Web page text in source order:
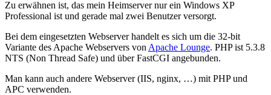
Zu erwähnen ist, das mein Heimserver nur ein Windows XP
Professional ist und gerade mal zwei Benutzer versorgt.
Bei dem eingesetzten Webserver handelt es sich um die 32-bit
Variante des Apache Webservers von Apache Lounge. PHP ist 5.3.8
NTS (Non Thread Safe) und über FastCGI angebunden.
Man kann auch andere Webserver (IIS, nginx, …) mit PHP und
APC verwenden.